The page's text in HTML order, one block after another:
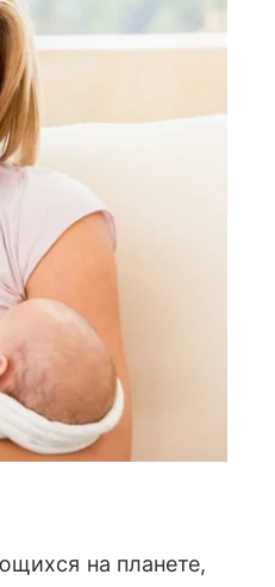
на планете,